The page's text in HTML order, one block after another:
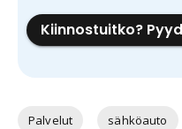
Kiinnostuitko?
Palvelut sähköauto